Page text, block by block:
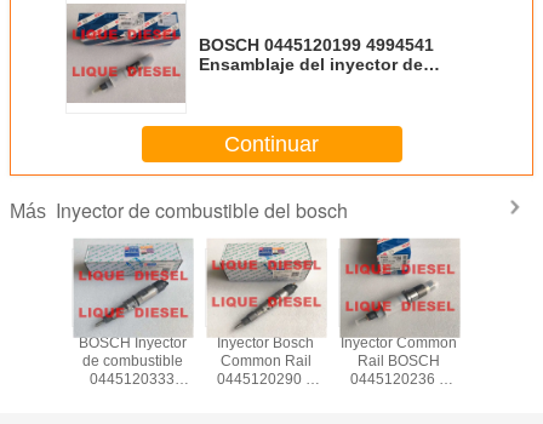
BOSCH 0445120199 4994541
Ensamblaje del inyector de
Continuar
Más Inyector de combustible del bosch
BOSCH Inyector
de combustible
0445120333
Inyector Bosch
Common Rail
0445120290 0
Inyector Common
Rail BOSCH
0445120236 0